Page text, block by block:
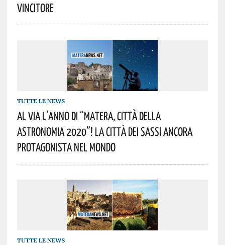
Vincitore
TUTTE LE NEWS
Al Via L’anno Di “Matera, Città Della
Astronomia 2020”! La Città Dei Sassi Ancora
Protagonista Nel Mondo
TUTTE LE NEWS